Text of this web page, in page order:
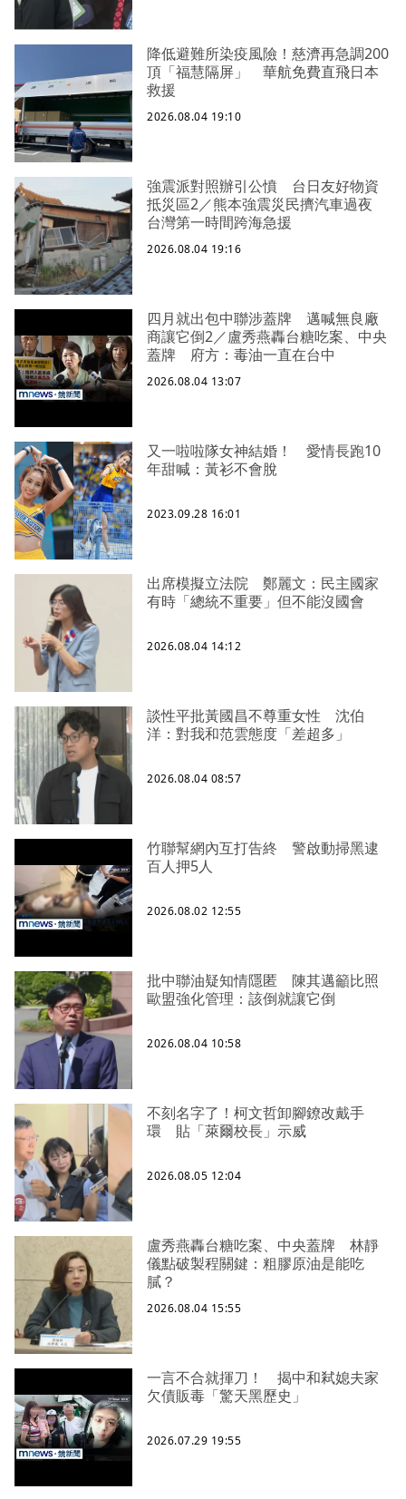
降低避難所染疫風險！慈濟再急調200
頂「福慧隔屏」 華航免費直飛日本
救援
2026.08.04 19:10
強震派對照辦引公憤 台日友好物資
抵災區2／熊本強震災民擠汽車過夜
台灣第一時間跨海急援
2026.08.04 19:16
四月就出包中聯涉蓋牌 邁喊無良廠
商讓它倒2／盧秀燕轟台糖吃案、中央
蓋牌 府方：毒油一直在台中
2026.08.04 13:07
又一啦啦隊女神結婚！ 愛情長跑10
年甜喊：黃衫不會脫
2023.09.28 16:01
出席模擬立法院 鄭麗文：民主國家
有時「總統不重要」但不能沒國會
2026.08.04 14:12
談性平批黃國昌不尊重女性 沈伯
洋：對我和范雲態度「差超多」
2026.08.04 08:57
竹聯幫網內互打告終 警啟動掃黑逮
百人押5人
2026.08.02 12:55
批中聯油疑知情隱匿 陳其邁籲比照
歐盟強化管理：該倒就讓它倒
2026.08.04 10:58
不刻名字了！柯文哲卸腳鐐改戴手
環 貼「萊爾校長」示威
2026.08.05 12:04
盧秀燕轟台糖吃案、中央蓋牌 林靜
儀點破製程關鍵：粗膠原油是能吃
膩？
2026.08.04 15:55
一言不合就揮刀！ 揭中和弒媳夫家
欠債販毒「驚天黑歷史」
2026.07.29 19:55